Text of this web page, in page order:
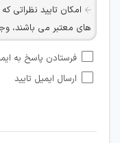
امکان تایید نظراتی
های معتبر می باشند،
شبکه های مجازی
امکان تأیید نظرات
هرگونه تحریک،
غیر مجاز می باشد.
فرستادن پاسخ به
ارسال ایمیل تایید